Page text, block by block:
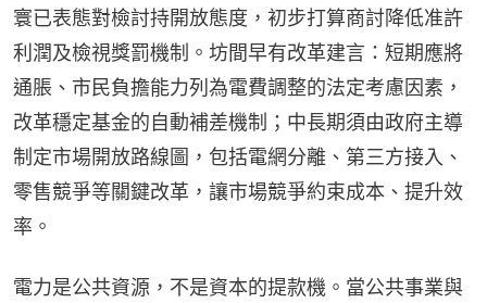
寰已表態對檢討持開放態度，初步打算商討降低准許
利潤及檢視獎罰機制。坊間早有改革建言：短期應將
通脹、市民負擔能力列為電費調整的法定考慮因素，
改革穩定基金的自動補差機制；中長期須由政府主導
制定市場開放路線圖，包括電網分離、第三方接入、
零售競爭等關鍵改革，讓市場競爭約束成本、提升效
率。
電力是公共資源，不是資本的提款機。當公共事業與